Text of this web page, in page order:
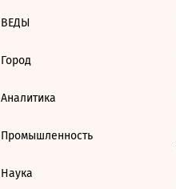
ВЕДЫ
Город
Аналитика
Промышленность
Наука